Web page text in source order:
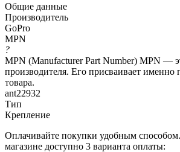
Общие данные
Производитель
GoPro
MPN
?
MPN (Manufacturer Part Number) MPN —
производителя. Его присваивает именно
товара.
ant22932
Тип
Крепление
Оплачивайте покупки удобным
магазине доступно 3 варианта оплаты: